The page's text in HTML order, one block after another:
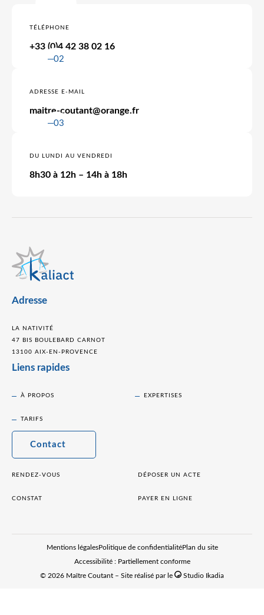
TÉLÉPHONE
+33 (0)4 42 38 02 16
02
ADRESSE E-MAIL
maitre-coutant@orange.fr
03
DU LUNDI AU VENDREDI
8h30 à 12h – 14h à 18h
Adresse
LA NATIVITÉ
47 BIS BOULEBARD CARNOT
13100 AIX-EN-PROVENCE
Liens rapides
À PROPOS EXPERTISES
TARIFS
Contact
RENDEZ-VOUS DÉPOSER UN ACTE
CONSTAT PAYER EN LIGNE
Mentions légalesPolitique de confidentialitéPlan du site
Accessibilité : Partiellement conforme
© 2026 Maître Coutant – Site réalisé par le
Studio Ikadia